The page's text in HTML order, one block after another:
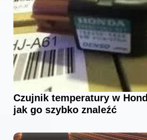
Czujnik temperatury w
jak go szybko znaleźć